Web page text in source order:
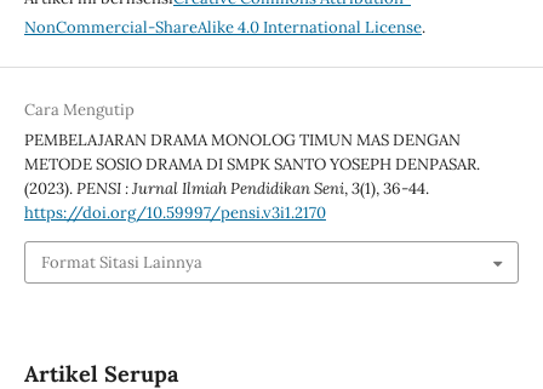
NonCommercial-ShareAlike 4.0 International License.
Cara Mengutip
PEMBELAJARAN DRAMA MONOLOG TIMUN MAS DENGAN
METODE SOSIO DRAMA DI SMPK SANTO YOSEPH DENPASAR.
(2023).PENSI : Jurnal Ilmiah Pendidikan Seni,3(1), 36-44.
https://doi.org/10.59997/pensi.v3i1.2170
Format Sitasi Lainnya
Artikel Serupa